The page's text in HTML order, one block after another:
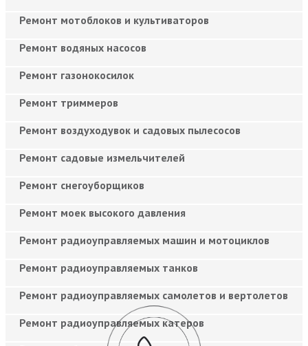
Ремонт мотоблоков и культиваторов
Ремонт водяных насосов
Ремонт газонокосилок
Ремонт триммеров
Ремонт воздуходувок и садовых пылесосов
Ремонт садовые измельчителей
Ремонт снегоуборщиков
Ремонт моек высокого давления
Ремонт радиоуправляемых машин и мотоциклов
Ремонт радиоуправляемых танков
Ремонт радиоуправляемых самолетов и вертолетов
Ремонт радиоуправляемых катеров